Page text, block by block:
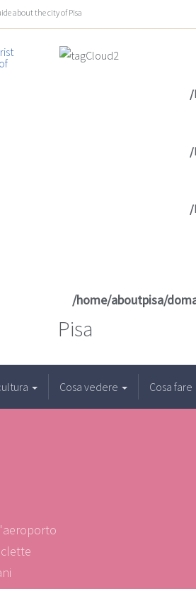
about the city of Pisa
/
/
/
/home/aboutpisa/
Pisa
Cosa vedere Cosa fare